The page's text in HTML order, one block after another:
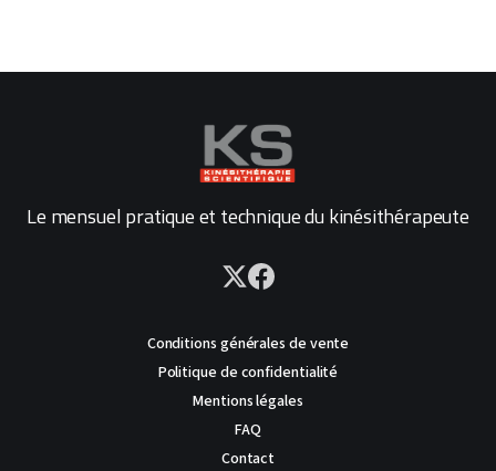
Le mensuel pratique et technique du kinésithérapeute
Conditions générales de vente
Politique de confidentialité
Mentions légales
FAQ
Contact